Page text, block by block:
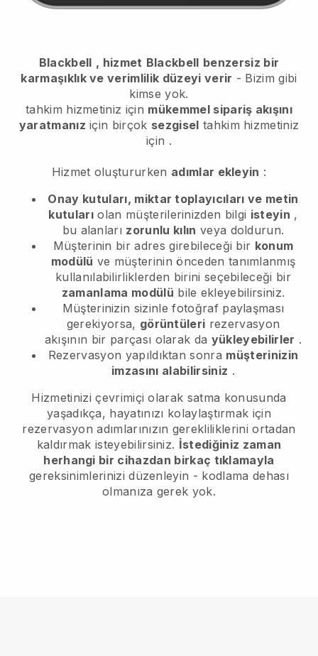
Blackbell , hizmet Blackbell benzersiz bir
karmaşıklık ve verimlilik düzeyi verir - Bizim gibi
kimse yok.
tahkim hizmetiniz için mükemmel sipariş akışını
yaratmanız için birçok sezgisel tahkim hizmetiniz
için .
Hizmet oluştururken adımlar ekleyin :
Onay kutuları, miktar toplayıcıları ve metin
kutuları olan müşterilerinizden bilgi isteyin ,
bu alanları zorunlu kılın veya doldurun.
Müşterinin bir adres girebileceği bir konum
modülü ve müşterinin önceden tanımlanmış
kullanılabilirliklerden birini seçebileceği bir
zamanlama modülü bile ekleyebilirsiniz.
Müşterinizin sizinle fotoğraf paylaşması
gerekiyorsa, görüntüleri rezervasyon
akışının bir parçası olarak da yükleyebilirler .
Rezervasyon yapıldıktan sonra müşterinizin
imzasını alabilirsiniz .
Hizmetinizi çevrimiçi olarak satma konusunda
yaşadıkça, hayatınızı kolaylaştırmak için
rezervasyon adımlarınızın gerekliliklerini ortadan
kaldırmak isteyebilirsiniz. İstediğiniz zaman
herhangi bir cihazdan birkaç tıklamayla
gereksinimlerinizi düzenleyin - kodlama dehası
olmanıza gerek yok.